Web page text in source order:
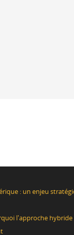
: un enjeu
l'approche hybride